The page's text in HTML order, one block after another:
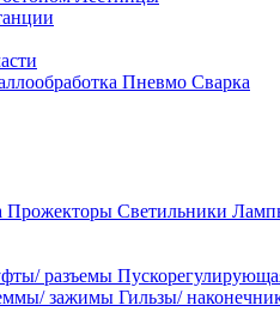
Пневмо Сварка
Прожекторы Светильники
разъемы
зажимы Гильзы/